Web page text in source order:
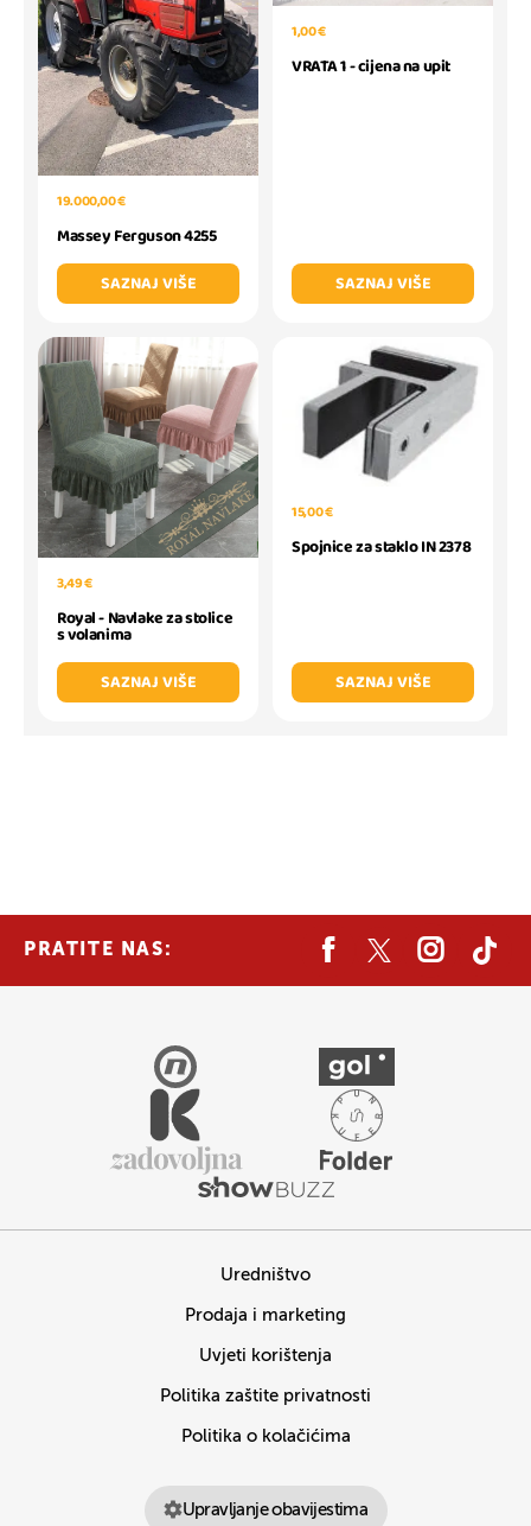
19.000,00 €
Massey Ferguson 4255
SAZNAJ VIŠE
1,00 €
VRATA 1 - cijena na upit
SAZNAJ VIŠE
3,49 €
Royal - Navlake za stolice
s volanima
SAZNAJ VIŠE
15,00 €
Spojnice za staklo IN 2378
SAZNAJ VIŠE
PRATITE NAS:
Uredništvo
Prodaja i marketing
Uvjeti korištenja
Politika zaštite privatnosti
Politika o kolačićima
Upravljanje obavijestima